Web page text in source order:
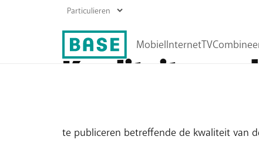
Herladen
Kwaliteit van
te publiceren betreffende de kwaliteit van